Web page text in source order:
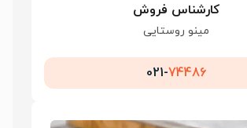
کارشناس فروش
مینو روستایی
021-74486